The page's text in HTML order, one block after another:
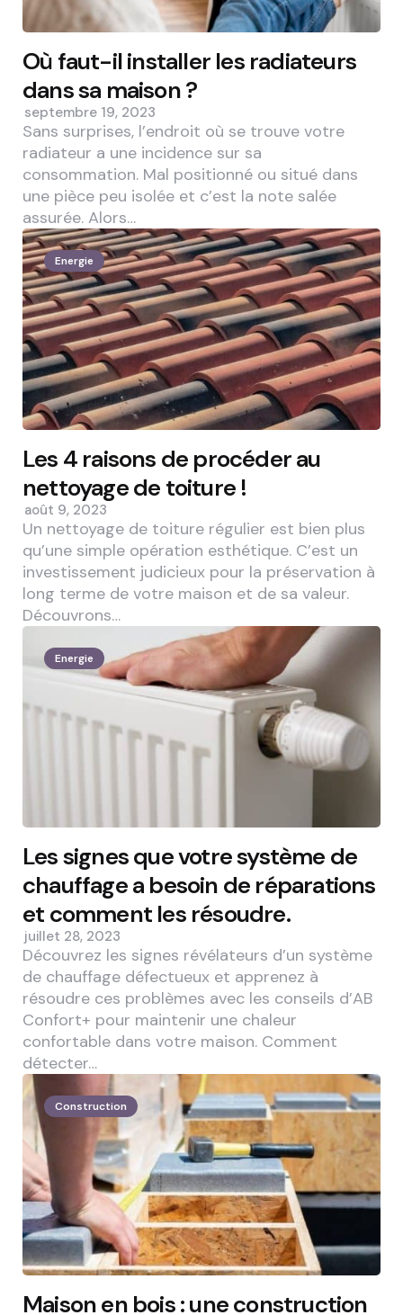
Où faut-il installer les radiateurs
dans sa maison ?
septembre 19, 2023
Sans surprises, l’endroit où se trouve votre
radiateur a une incidence sur sa
consommation. Mal positionné ou situé dans
une pièce peu isolée et c’est la note salée
assurée. Alors…
Energie
Les 4 raisons de procéder au
nettoyage de toiture !
août 9, 2023
Un nettoyage de toiture régulier est bien plus
qu’une simple opération esthétique. C’est un
investissement judicieux pour la préservation à
long terme de votre maison et de sa valeur.
Découvrons…
Energie
Les signes que votre système de
chauffage a besoin de réparations
et comment les résoudre.
juillet 28, 2023
Découvrez les signes révélateurs d’un système
de chauffage défectueux et apprenez à
résoudre ces problèmes avec les conseils d’AB
Confort+ pour maintenir une chaleur
confortable dans votre maison. Comment
détecter…
Construction
Maison en bois : une construction